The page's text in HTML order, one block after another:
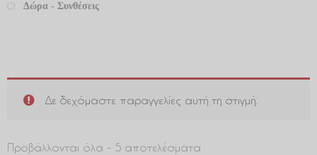
Δώρα - Συνθέσεις
Δε δεχόμαστε παραγγελίες αυτή τη στιγμή.
Προβάλλονται όλα - 5 αποτελέσματα